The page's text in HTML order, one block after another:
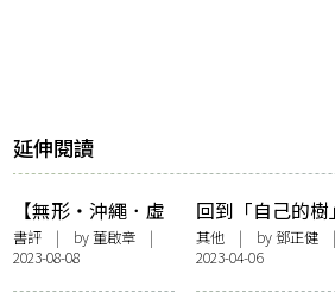
延伸閱讀
【無形・沖繩．虛
實之旅】面對沖
繩，解構日本
書評 | by董啟章 |
2023-08-08
回到「自己的樹」
的根部——悼老人
大江健三郎
其他| by鄧正健
2023-04-06